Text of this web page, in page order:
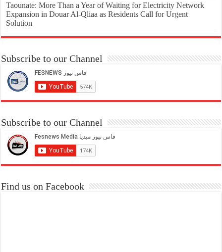
Taounate: More Than a Year of Waiting for Electricity Network
Expansion in Douar Al-Qliaa as Residents Call for Urgent
Solution
Subscribe to our Channel
Subscribe to our Channel
Find us on Facebook